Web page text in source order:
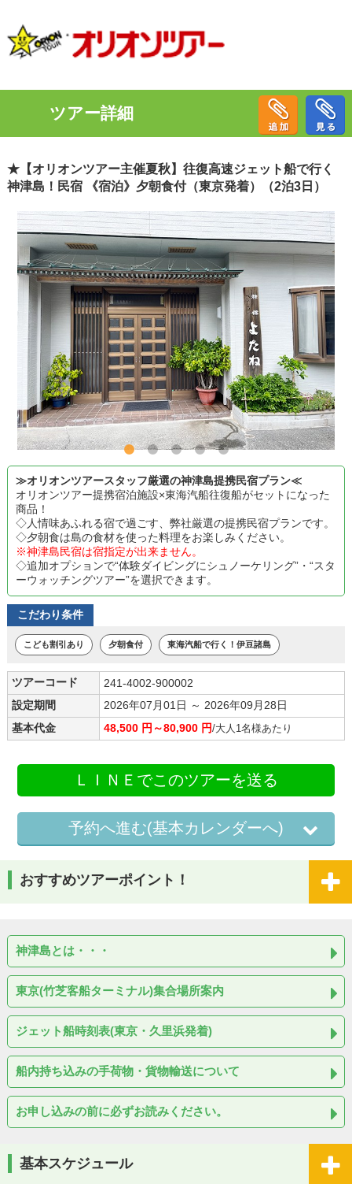
ツアー詳細
★【オリオンツアー主催夏秋】往復高速ジェット船で行く
神津島！民宿 《宿泊》夕朝食付（東京発着）（2泊3日）
≫オリオンツアースタッフ厳選の神津島提携民宿プラン≪
オリオンツアー提携宿泊施設×東海汽船往復船がセットになった
商品！
◇人情味あふれる宿で過ごす、弊社厳選の提携民宿プランです。
◇夕朝食は島の食材を使った料理をお楽しみください。
※神津島民宿は宿指定が出来ません。
◇追加オプションで“体験ダイビングにシュノーケリング”・“スタ
ーウォッチングツアー”を選択できます。
こだわり条件
こども割引あり 夕朝食付 東海汽船で行く！伊豆諸島
ツアーコード
241-4002-900002
設定期間
2026年07月01日 ～ 2026年09月28日
基本代金
48,500 円～80,900 円/大人1名様あたり
ＬＩＮＥでこのツアーを送る
予約へ進む(基本カレンダーへ)
おすすめツアーポイント！
神津島とは・・・
東京(竹芝客船ターミナル)集合場所案内
ジェット船時刻表(東京・久里浜発着)
船内持ち込みの手荷物・貨物輸送について
お申し込みの前に必ずお読みください。
基本スケジュール